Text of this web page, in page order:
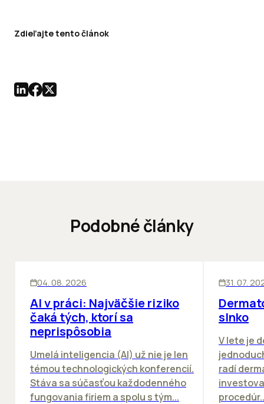
Zdieľajte tento článok
Podobné články
04. 08. 2026
AI v práci: Najväčšie riziko
čaká tých, ktorí sa
neprispôsobia
Umelá inteligencia (AI) už nie je len
témou technologických konferencií.
Stáva sa súčasťou každodenného
fungovania firiem a spolu s tým...
31. 07.
slnko
V lete je
radí